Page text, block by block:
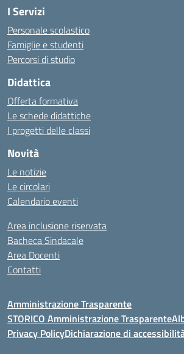
I Servizi
Personale scolastico
Famiglie e studenti
Percorsi di studio
Didattica
Offerta formativa
Le schede didattiche
I progetti delle classi
Novità
Le notizie
Le circolari
Calendario eventi
Area inclusione riservata
Bacheca Sindacale
Area Docenti
Contatti
Amministrazione Trasparente
STORICO Amministrazione Trasparente
Privacy PolicyDichiarazione di